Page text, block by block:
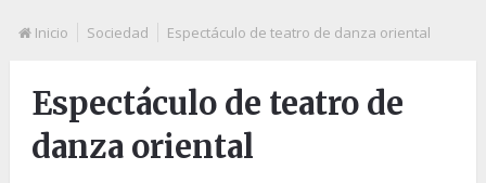
Inicio Sociedad Espectáculo de teatro de danza oriental
Espectáculo de teatro de
danza oriental